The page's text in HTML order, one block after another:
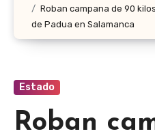
Roban campana de 90
de Padua en Salamanca
Estado
Roban